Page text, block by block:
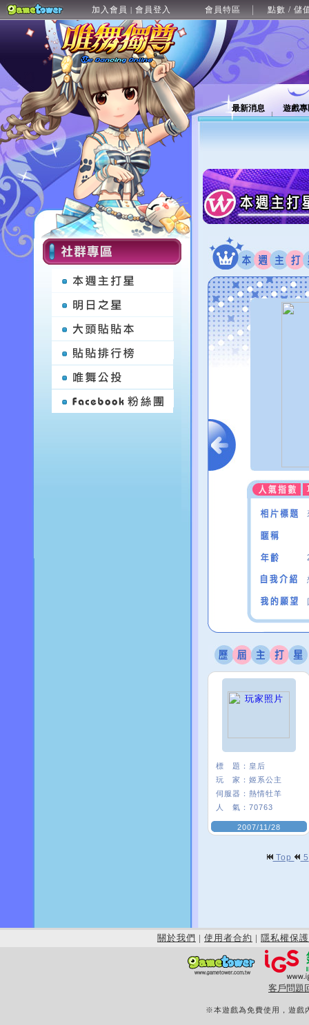
加入會員 | 會員登入 會員特區 點數 / 儲
最新消息 遊戲
標 題： 皇后
玩 家： 姬系公主
伺服器： 熱情牡羊
人 氣： 70763
2007/11/28
Top 5
關於我們 | 使用者合約 | 隱私權保護
客戶問題
※本遊戲為免費使用，遊戲